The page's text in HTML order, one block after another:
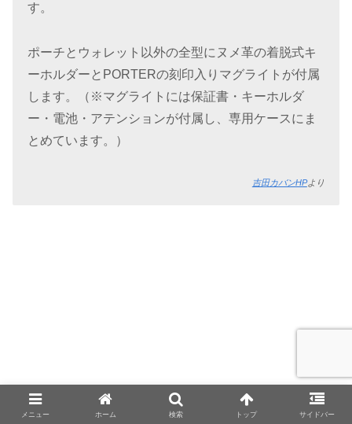
す。
ポーチとウォレット以外の全型にヌメ革の着脱式キ
ーホルダーとPORTERの刻印入りマグライトが付属
します。（※マグライトには保証書・キーホルダ
ー・電池・アテンションが付属し、専用ケースにま
とめています。）
吉田カバンHPより
メニュー ホーム 検索 トップ サイドバー